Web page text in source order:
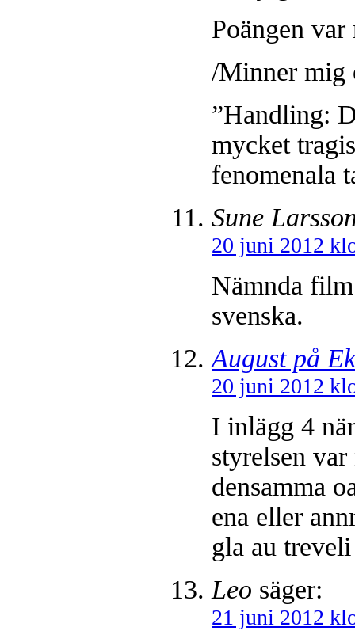
Poängen
/Minner mig
”Handling:
mycket
fenomenala
Sune
20 juni 2012
Nämnda
svenska.
August på
20 juni 2012
I inlägg 4
styrelsen
densamma
ena eller
gla au
Leo säger:
21 juni 2012